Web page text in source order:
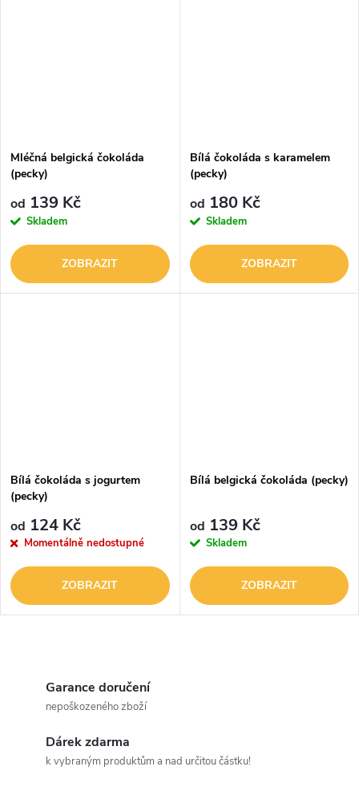
Mléčná belgická čokoláda
(pecky)
od 139 Kč
Skladem
ZOBRAZIT
Bílá čokoláda s karamelem
(pecky)
od 180 Kč
Skladem
ZOBRAZIT
Bílá čokoláda s jogurtem
(pecky)
od 124 Kč
Momentálně nedostupné
ZOBRAZIT
Bílá belgická čokoláda (pecky)
od 139 Kč
Skladem
ZOBRAZIT
Garance doručení
nepoškozeného zboží
Dárek zdarma
k vybraným produktům a nad určitou částku!